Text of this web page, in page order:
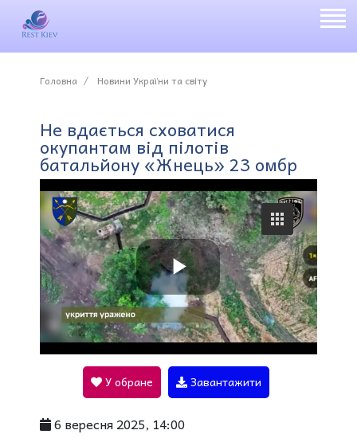
Головна Новини України та світу
Не вдається сховатися
окупантам від пілотів
батальйону «Жнець» 23 омбр
P
l
a
У обране Завантажити
6 вересня 2025, 14:00